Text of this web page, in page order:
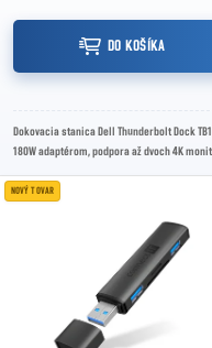
DO KOŠÍKA
Dokovacia stanica Dell Thunderbolt Dock
180W adaptérom, podpora až dvoch 4K
NOVÝ TOVAR